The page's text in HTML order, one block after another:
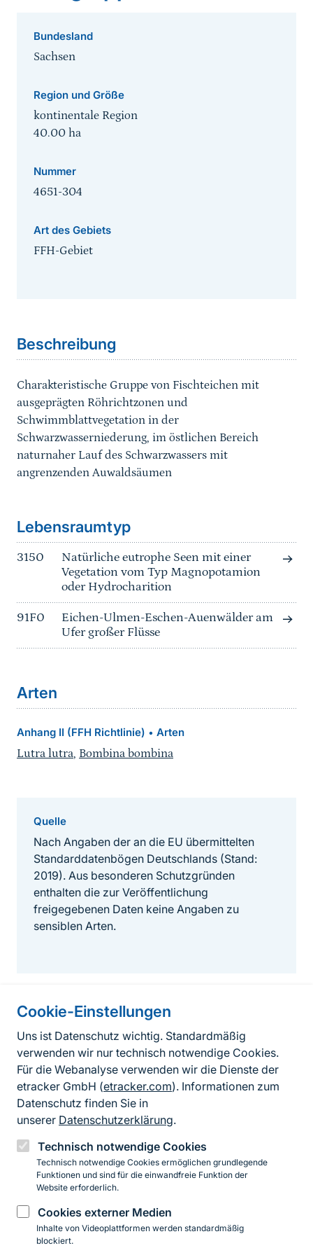
Cookie-Einstellungen
Uns ist Datenschutz wichtig. Standardmäßig
verwenden wir nur technisch notwendige Cookies.
Für die Webanalyse verwenden wir die Dienste der
etracker GmbH (etracker.com). Informationen zum
Datenschutz finden Sie in
unserer Datenschutzerklärung.
Technisch notwendige Cookies
Technisch notwendige Cookies ermöglichen grundlegende
Funktionen und sind für die einwandfreie Funktion der
Website erforderlich.
Cookies externer Medien
Inhalte von Videoplattformen werden standardmäßig
blockiert.
Bundesland
Sachsen
Region und Größe
kontinentale Region
40.00 ha
Nummer
4651-304
Art des Gebiets
FFH-Gebiet
Beschreibung
Charakteristische Gruppe von Fischteichen mit
ausgeprägten Röhrichtzonen und
Schwimmblattvegetation in der
Schwarzwasserniederung, im östlichen Bereich
naturnaher Lauf des Schwarzwassers mit
angrenzenden Auwaldsäumen
Lebensraumtyp
3150
Natürliche eutrophe Seen mit einer
Vegetation vom Typ Magnopotamion
oder Hydrocharition
91F0
Eichen-Ulmen-Eschen-Auenwälder am
Ufer großer Flüsse
Arten
Anhang II (FFH Richtlinie) • Arten
Lutra lutra, Bombina bombina
Quelle
Nach Angaben der an die EU übermittelten
Standarddatenbögen Deutschlands (Stand:
2019). Aus besonderen Schutzgründen
enthalten die zur Veröffentlichung
freigegebenen Daten keine Angaben zu
sensiblen Arten.
Informationen zur Seite
FußzeileKontakt zum BfN
Kontaktformular
Erklärung zur Barrierefreiheit
Impressum
Datenschutz
InstagramFacebookYouTubeLinkedIn